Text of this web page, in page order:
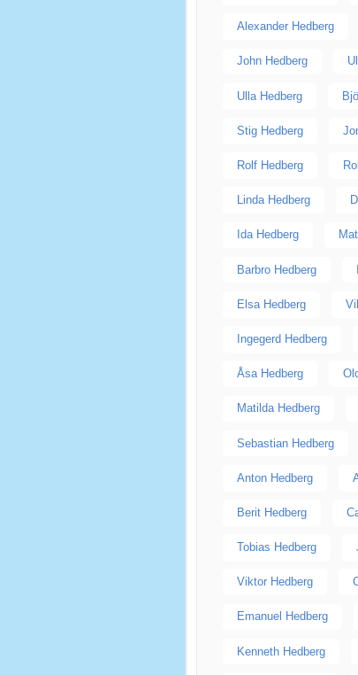
Alexander Hedberg
John Hedberg
Ulla Hedberg
Stig Hedberg
Rolf Hedberg
Linda Hedberg
Ida Hedberg
Barbro Hedberg
Elsa Hedberg
Ingegerd Hedberg
Åsa Hedberg
Matilda Hedberg
Sebastian Hedberg
Anton Hedberg
Berit Hedberg
Tobias Hedberg
Viktor Hedberg
Emanuel Hedberg
Kenneth Hedberg